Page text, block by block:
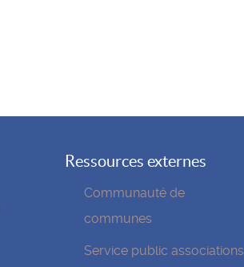
Ressources externes
Communauté de
communes
Service public associations